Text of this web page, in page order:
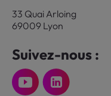
33 Quai Arloing
69009 Lyon
Suivez-nous :